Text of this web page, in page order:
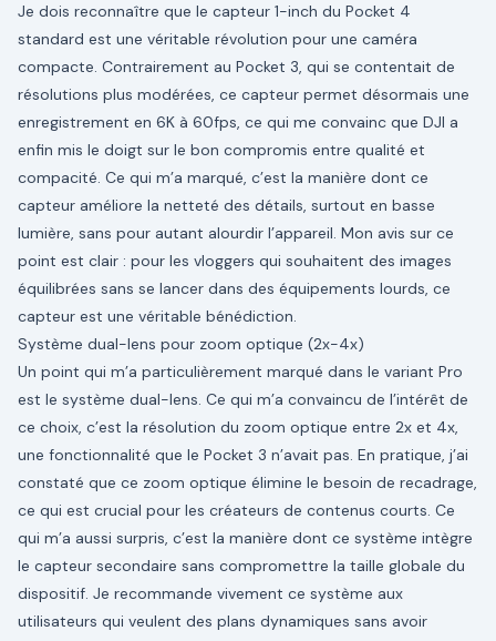
Je dois reconnaître que le capteur 1-inch du Pocket 4
standard est une véritable révolution pour une caméra
compacte. Contrairement au Pocket 3, qui se contentait de
résolutions plus modérées, ce capteur permet désormais une
enregistrement en 6K à 60fps, ce qui me convainc que DJI a
enfin mis le doigt sur le bon compromis entre qualité et
compacité. Ce qui m’a marqué, c’est la manière dont ce
capteur améliore la netteté des détails, surtout en basse
lumière, sans pour autant alourdir l’appareil. Mon avis sur ce
point est clair : pour les vloggers qui souhaitent des images
équilibrées sans se lancer dans des équipements lourds, ce
capteur est une véritable bénédiction.
Système dual-lens pour zoom optique (2x-4x)
Un point qui m’a particulièrement marqué dans le variant Pro
est le système dual-lens. Ce qui m’a convaincu de l’intérêt de
ce choix, c’est la résolution du zoom optique entre 2x et 4x,
une fonctionnalité que le Pocket 3 n’avait pas. En pratique, j’ai
constaté que ce zoom optique élimine le besoin de recadrage,
ce qui est crucial pour les créateurs de contenus courts. Ce
qui m’a aussi surpris, c’est la manière dont ce système intègre
le capteur secondaire sans compromettre la taille globale du
dispositif. Je recommande vivement ce système aux
utilisateurs qui veulent des plans dynamiques sans avoir